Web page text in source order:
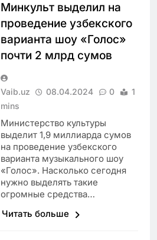
Минкульт выделил на
проведение узбекского
варианта шоу «Голос»
почти 2 млрд сумов
Vaib.uz 08.04.2024 0
1
mins
Министерство культуры
выделит 1,9 миллиарда сумов
на проведение узбекского
варианта музыкального шоу
«Голос». Насколько сегодня
нужно выделять такие
огромные средства…
Читать больше